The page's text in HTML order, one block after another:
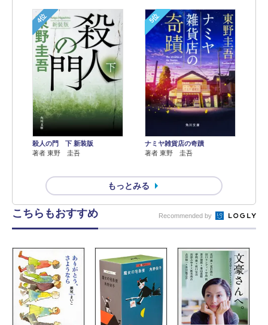
4位
殺人の門 下 新装版
著者 東野 圭吾
5位
ナミヤ雑貨店の奇蹟
著者 東野 圭吾
もっとみる
こちらもおすすめ Recommended by